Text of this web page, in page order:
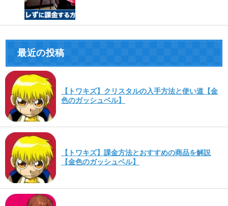
最近の投稿
【トワキズ】クリスタルの入手方法と使い道【金
色のガッシュベル】
【トワキズ】課金方法とおすすめの商品を解説
【金色のガッシュベル】